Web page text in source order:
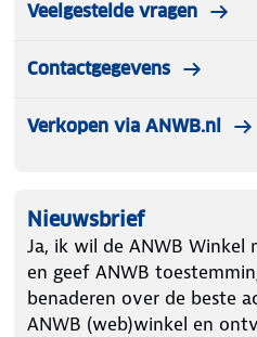
Veelgestelde vragen
Contactgegevens
Verkopen via ANWB.nl
Nieuwsbrief
Ja, ik wil de ANWB
en geef ANWB
benaderen over de beste
ANWB (web)winkel en